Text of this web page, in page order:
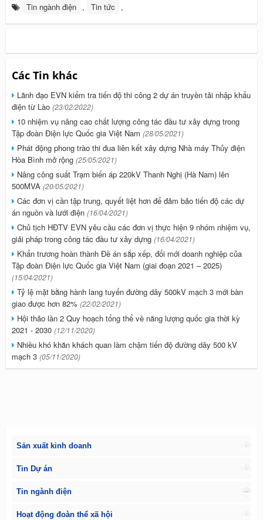
Tin ngành điện , Tin tức ,
Các Tin khác
Lãnh đạo EVN kiểm tra tiến độ thi công 2 dự án truyền tải nhập khẩu
điện từ Lào (23/02/2022)
10 nhiệm vụ nâng cao chất lượng công tác đầu tư xây dựng trong
Tập đoàn Điện lực Quốc gia Việt Nam (28/05/2021)
Phát động phong trào thi đua liên kết xây dựng Nhà máy Thủy điện
Hòa Bình mở rộng (25/05/2021)
Nâng công suất Trạm biến áp 220kV Thanh Nghị (Hà Nam) lên
500MVA (20/05/2021)
Các đơn vị cần tập trung, quyết liệt hơn để đảm bảo tiến độ các dự
án nguồn và lưới điện (16/04/2021)
Chủ tịch HĐTV EVN yêu cầu các đơn vị thực hiện 9 nhóm nhiệm vụ,
giải pháp trong công tác đầu tư xây dựng (16/04/2021)
Khẩn trương hoàn thành Đề án sắp xếp, đổi mới doanh nghiệp của
Tập đoàn Điện lực Quốc gia Việt Nam (giai đoạn 2021 – 2025)
(15/04/2021)
Tỷ lệ mặt bằng hành lang tuyến đường dây 500kV mạch 3 mới bàn
giao được hơn 82% (22/02/2021)
Hội thảo lần 2 Quy hoạch tổng thể về năng lượng quốc gia thời kỳ
2021 - 2030 (12/11/2020)
Nhiều khó khăn khách quan làm chậm tiến độ đường dây 500 kV
mạch 3 (05/11/2020)
Sản xuất kinh doanh
Tin Dự án
Tin ngành điện
Hoạt động đoàn thể xã hội